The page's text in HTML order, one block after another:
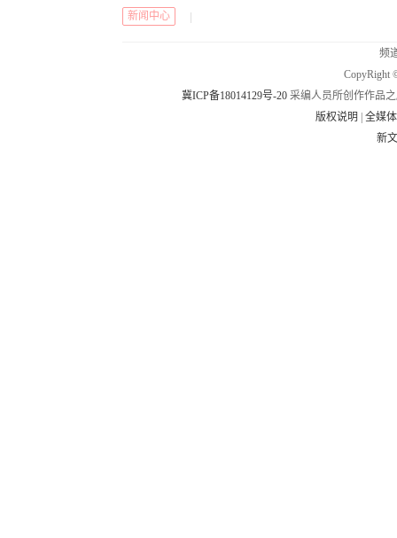
新闻中心
频
CopyRight
冀ICP备18014129号-20 采编人员所创作作品
版权说明
|全媒
新